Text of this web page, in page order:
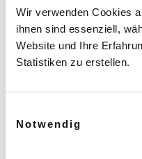
Wir verwenden Cookies
ihnen sind essenziell,
Website und Ihre
Statistiken zu erstellen.
Notwendig